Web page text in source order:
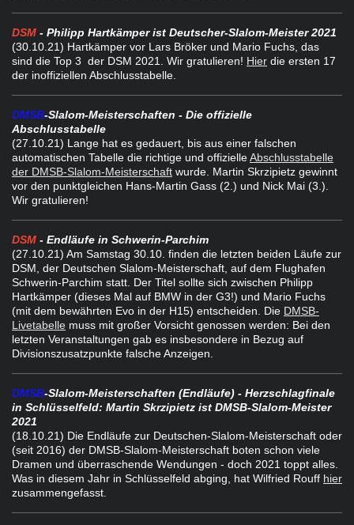
DSM - Philipp Hartkämper ist Deutscher-Slalom-Meister 2021
(30 .10.21) Hartkämper vor Lars Bröker und Mario Fuchs, das
sind die Top 3 der DSM 2021. Wir gratulieren! Hier die ersten 17
der inoffiziellen Abschlusstabelle.
DMSB-Slalom-Meisterschaften - Die offizielle
Abschlusstabelle
(27.10.21) Lange hat es gedauert, bis aus einer falschen
automatischen Tabelle die richtige und offizielleAbschlusstabelle
der DMSB-Slalom-Meisterschaft wurde. Martin Skrzipietz gewinnt
vor den punktgleichen Hans-Martin Gass (2.) und Nick Mai (3.).
Wir gratulieren!
DSM - Endläufe in Schwerin-Parchim
(27 .10.21) Am Samstag 30.10. finden die letzten beiden Läufe zur
DSM, der Deutschen Slalom-Meisterschaft, auf dem Flughafen
Schwerin-Parchim statt. Der Titel sollte sich zwischen Philipp
Hartkämper (dieses Mal auf BMW in der G3!) und Mario Fuchs
(mit dem bewährten Evo in der H15) entscheiden. Die DMSB-
Livetabelle muss mit großer Vorsicht genossen werden: Bei den
letzten Veranstaltungen gab es insbesondere in Bezug auf
Divisionszusatzpunkte falsche Anzeigen.
DMSB-Slalom-Meisterschaften (Endläufe) - Herzschlagfinale
in Schlüsselfeld: Martin Skrzipietz ist DMSB-Slalom-Meister
2021
(18.10.21) Die Endläufe zur Deutschen-Slalom-Meisterschaft oder
(seit 2016) der DMSB-Slalom-Meisterschaft boten schon viele
Dramen und überraschende Wendungen - doch 2021 toppt alles.
Was in diesem Jahr in Schlüsselfeld abging, hat Wilfried Rouff hier
zusammengefasst.